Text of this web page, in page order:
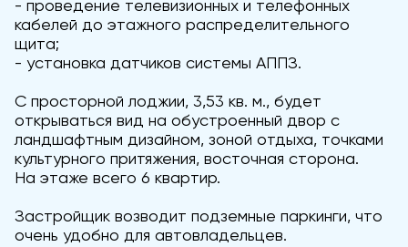
- проведение телевизионных и телефонных
кабелей до этажного распределительного
щита;
- установка датчиков системы АППЗ.
С просторной лоджии, 3,53 кв. м., будет
открываться вид на обустроенный двор с
ландшафтным дизайном, зоной отдыха, точками
культурного притяжения, восточная сторона.
На этаже всего 6 квартир.
Застройщик возводит подземные паркинги, что
очень удобно для автовладельцев.